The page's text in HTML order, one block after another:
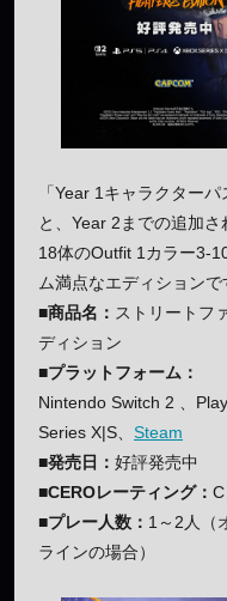
「Year 1キャラクター
と、Year 2までの追加
18体のOutfit 1カラー3-
ム満点なエディションで
■商品名： ストリートフ
ディション
■プラットフォーム：
Nintendo Switch 2 、
Series X|S、 Steam
■発売日： 好評発売中
■CEROレーティング： C
■プレー人数： 1～2人（
ラインの場合）